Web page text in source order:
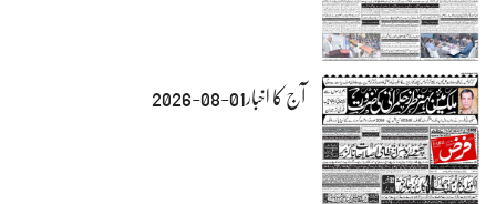
آج کا اخبار01-08-2026